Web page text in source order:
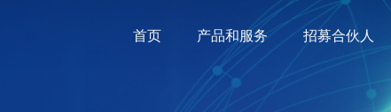
首页 产品和服务 招募合伙人